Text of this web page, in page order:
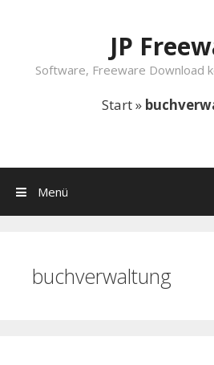
JP
Software, Freeware Download
Start»
Menü
buchverwaltung